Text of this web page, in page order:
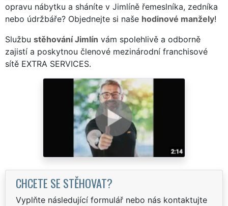
opravu nábytku a sháníte v Jimlíně řemeslníka, zedníka
nebo údržbáře? Objednejte si naše hodinové manžely!
Službu stěhování Jimlín vám spolehlivě a odborně
zajistí a poskytnou členové mezinárodní franchisové
sítě EXTRA SERVICES.
CHCETE SE STĚHOVAT?
Vyplňte následující formulář nebo nás kontaktujte